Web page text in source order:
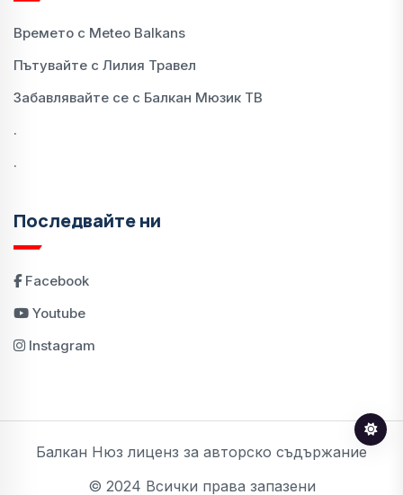
Времето с Meteo Balkans
Пътувайте с Лилия Травел
Забавлявайте се с Балкан Мюзик ТВ
.
.
Последвайте ни
Facebook
Youtube
Instagram
Балкан Нюз лиценз за авторско съдържание
© 2024 Всички права запазени